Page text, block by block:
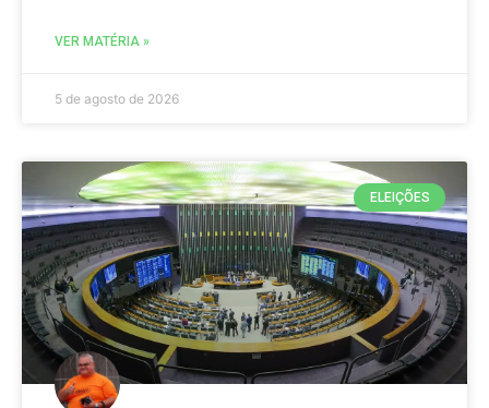
VER MATÉRIA »
5 de agosto de 2026
ELEIÇÕES